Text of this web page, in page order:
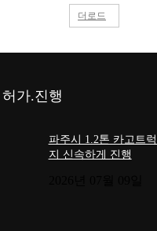
더로드
가.진행
파주시 1.2톤 카고트
지 신속하게 진행